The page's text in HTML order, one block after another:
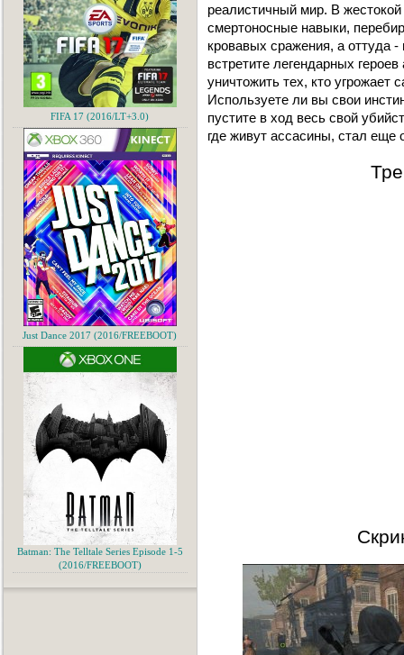
реалистичный мир. В
смертоносные навыки,
кровавых сражения, а оттуда
встретите легендарных
уничтожить тех, кто угрожает
Используете ли вы свои
пустите в ход весь свой
где живут ассасины, стал
FIFA 17 (2016/LT+3.0)
Just Dance 2017 (2016/FREEBOOT)
Batman: The Telltale Series Episode 1-5
(2016/FREEBOOT)